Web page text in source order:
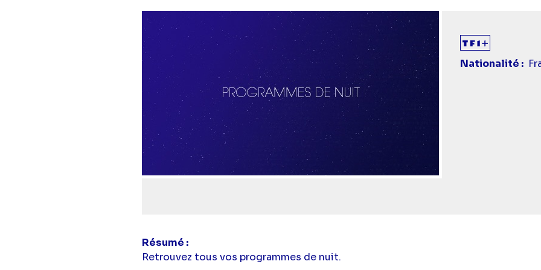
Nationalité
Résumé
Retrouvez tous vos programmes de nuit.